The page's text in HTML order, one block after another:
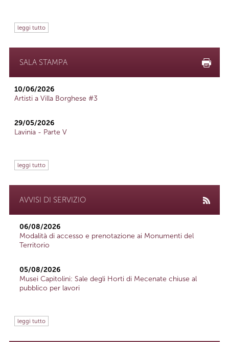
leggi tutto
SALA STAMPA
10/06/2026
Artisti a Villa Borghese #3
29/05/2026
Lavinia - Parte V
leggi tutto
AVVISI DI SERVIZIO
06/08/2026
Modalità di accesso e prenotazione ai Monumenti del
Territorio
05/08/2026
Musei Capitolini: Sale degli Horti di Mecenate chiuse al
pubblico per lavori
leggi tutto